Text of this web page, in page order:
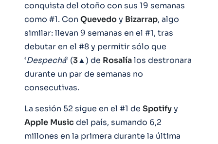
conquista del otoño con sus 19 semanas
como #1. Con Quevedoy Bizarrap, algo
similar: llevan 9 semanas en el #1, tras
debutar en el #8 y permitir sólo que
‘Despechá‘ (3▲) de Rosalíalos destronara
durante un par de semanas no
consecutivas.
La sesión 52 sigue en el #1 de Spotifyy
Apple Music del país, sumando 6,2
millones en la primera durante la última